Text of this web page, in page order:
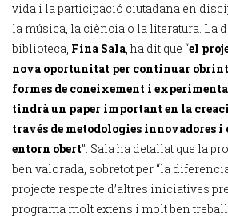
vida i la participació ciutadana en
la música, la ciència o la literatura. La
biblioteca, Fina Sala, ha dit que “el
nova oportunitat per continuar
formes de coneixement i
tindrà un paper important en la
través de metodologies innovadores i
entorn obert”. Sala ha detallat que la
ben valorada, sobretot per “la
projecte respecte d’altres iniciatives
programa molt extens i molt ben